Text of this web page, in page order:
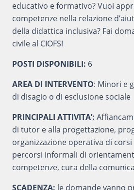
educativo e formativo? Vuoi
competenze nella relazione
della didattica inclusiva? Fai
civile al CIOFS!
POSTI DISPONIBILI: 6
AREA DI INTERVENTO: Minori e
di disagio o di esclusione sociale
PRINCIPALI ATTIVITA’:
di tutor e alla progettazione,
organizzazione operativa di
percorsi informali di
competenze, cura della
SCADENZA: le domande vanno